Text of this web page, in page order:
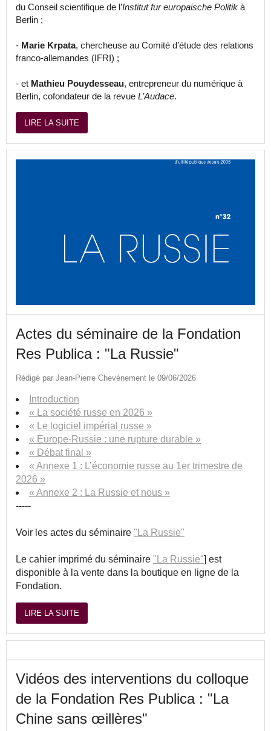
du Conseil scientifique de l’Institut fur europaische Politik à
Berlin ;
- Marie Krpata, chercheuse au Comité d’étude des relations
franco-allemandes (IFRI) ;
- et Mathieu Pouydesseau, entrepreneur du numérique à
Berlin, cofondateur de la revue L’Audace.
LIRE LA SUITE
Actes du séminaire de la Fondation
Res Publica : "La Russie"
Rédigé par Jean-Pierre Chevènement le 09/06/2026
Introduction
« La société russe en 2026 »
« Le logiciel impérial russe »
« Europe-Russie : une rupture durable »
« Débat final »
« Annexe 1 : L’économie russe au 1er trimestre de
2026 »
« Annexe 2 : La Russie et nous »
-----
Voir les actes du séminaire "La Russie"
Le cahier imprimé du séminaire "La Russie"] est
disponible à la vente dans la boutique en ligne de la
Fondation.
LIRE LA SUITE
Vidéos des interventions du colloque
de la Fondation Res Publica : "La
Chine sans œillères"